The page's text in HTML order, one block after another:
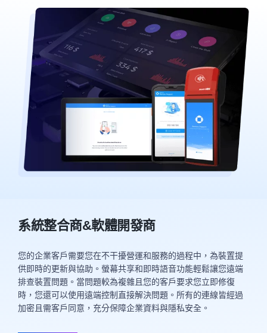
系統整合商&軟體開發商
您的企業客戶需要您在不干擾營運和服務的過程中，為裝置提
供即時的更新與協助。螢幕共享和即時語音功能輕鬆讓您遠端
排查裝置問題。當問題較為複雜且您的客戶要求您立即修復
時，您還可以使用遠端控制直接解決問題。所有的連線皆經過
加密且需客戶同意，充分保障企業資料與隱私安全。